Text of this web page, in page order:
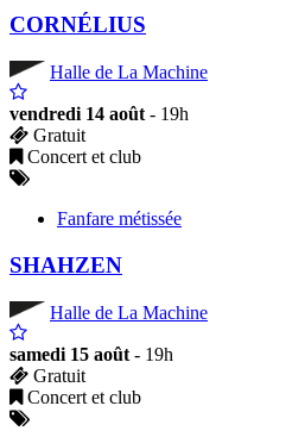
CORNÉLIUS
Halle de La Machine
vendredi 14 août- 19h
Gratuit
Concert et club
Fanfare métissée
SHAHZEN
Halle de La Machine
samedi 15 août- 19h
Gratuit
Concert et club